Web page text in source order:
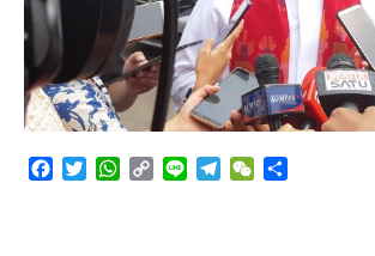
FacebookTwitterWhatsApp
Copy
Line TelegramWeChat